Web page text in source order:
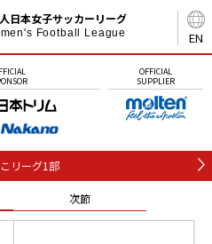
EN
日本女子サッカーリーグ
Football League
OFFICIAL
SUPPLIER
リーグ1部
次節